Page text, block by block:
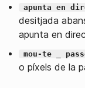
apunta en
desitjada
apunta en
mou-te _
o píxels de la